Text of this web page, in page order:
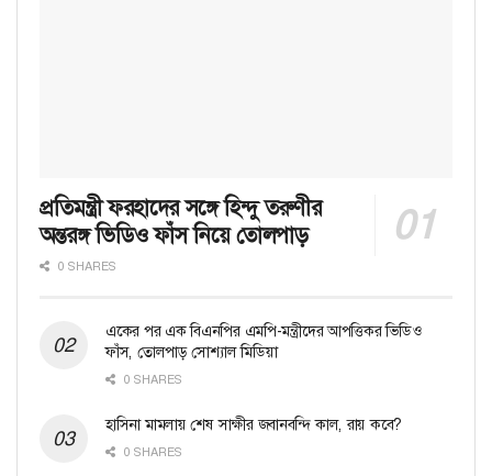
প্রতিমন্ত্রী ফরহাদের সঙ্গে হিন্দু তরুণীর
অন্তরঙ্গ ভিডিও ফাঁস নিয়ে তোলপাড়
0 SHARES
একের পর এক বিএনপির এমপি-মন্ত্রীদের আপত্তিকর ভিডিও
ফাঁস, তোলপাড় সোশ্যাল মিডিয়া
0 SHARES
হাসিনা মামলায় শেষ সাক্ষীর জবানবন্দি কাল, রায় কবে?
0 SHARES